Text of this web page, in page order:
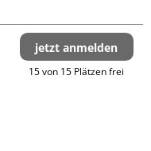
jetzt anmelden
15 von 15 Plätzen frei